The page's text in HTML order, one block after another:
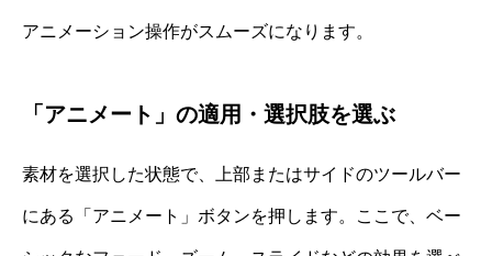
アニメーション操作がスムーズになります。
「アニメート」の適用・選択肢を選ぶ
素材を選択した状態で、上部またはサイドのツールバー
にある「アニメート」ボタンを押します。ここで、ベー